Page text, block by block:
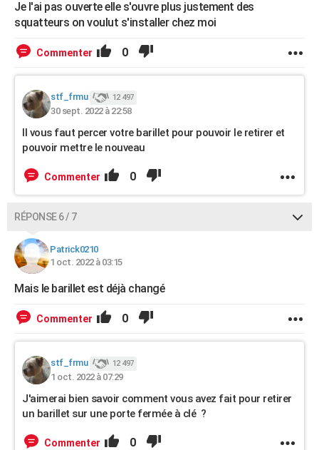
Je l'ai pas ouverte elle s'ouvre plus justement des
squatteurs on voulut s'installer chez moi
Commenter 0
stf_frmu 12 497
30 sept. 2022 à 22:58
Il vous faut percer votre barillet pour pouvoir le retirer et
pouvoir mettre le nouveau
Commenter 0
RÉPONSE 6 / 7
Patrick0210
1 oct. 2022 à 03:15
Mais le barillet est déjà changé
Commenter 0
stf_frmu 12 497
1 oct. 2022 à 07:29
J'aimerai bien savoir comment vous avez fait pour retirer
un barillet sur une porte fermée à clé ?
Commenter 0